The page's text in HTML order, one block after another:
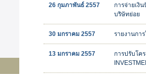
26 กุมภาพันธ์ 2557
การจ่ายเงิ
บริษัทย่อย
30 มกราคม 2557 รายงานกา
13 มกราคม 2557
การปรับโค